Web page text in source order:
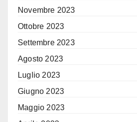
Novembre 2023
Ottobre 2023
Settembre 2023
Agosto 2023
Luglio 2023
Giugno 2023
Maggio 2023